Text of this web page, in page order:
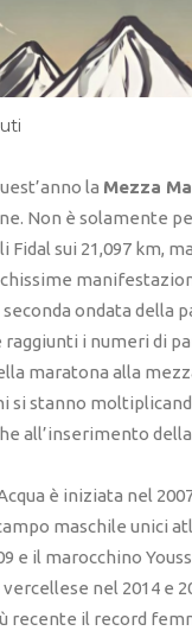
la Mezza
Non è solamente
Fidal sui 21,097 km,
ondata della
i numeri di
maratona alla
si stanno
all’inserimento
è iniziata nel
maschile unici
e il marocchino
vercellese nel 2014 e
recente il record